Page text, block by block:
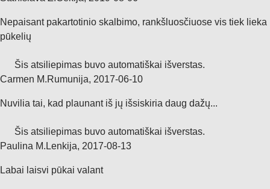
Nepaisant pakartotinio skalbimo, rankšluosčiuose vis tiek lieka
pūkelių
Šis atsiliepimas buvo automatiškai išverstas.
Carmen M.Rumunija, 2017‑06‑10
Nuvilia tai, kad plaunant iš jų išsiskiria daug dažų...
Šis atsiliepimas buvo automatiškai išverstas.
Paulina M. Lenkija, 2017‑08‑13
Labai laisvi pūkai valant